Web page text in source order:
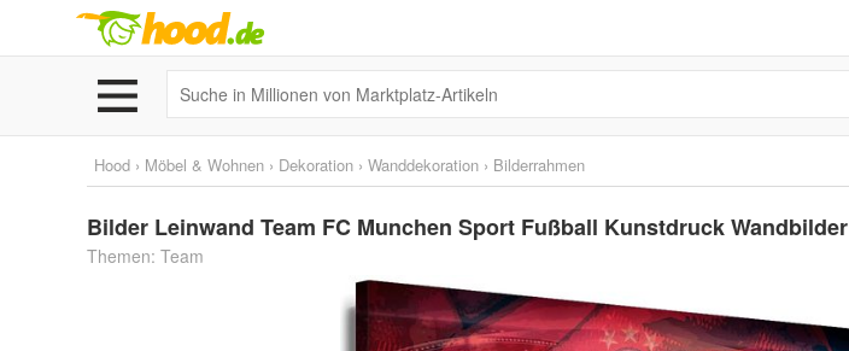
Hood › Möbel & Wohnen › Dekoration › Wanddekoration › Bilderrahmen
Bilder Leinwand Team FC Munchen Sport Fußball Kunstdruck Wandbilder
Themen: Team